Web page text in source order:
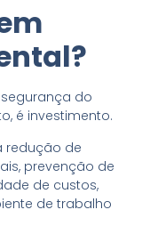
do
é investimento.
redução de
prevenção de
de custos,
de trabalho